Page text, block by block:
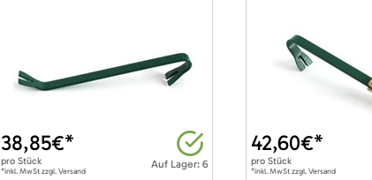
Auf Lager: 6
38,85€*
pro Stück
*inkl. MwSt zzgl. Versand
42,60€*
pro Stück
*inkl. MwSt zzgl. Versand